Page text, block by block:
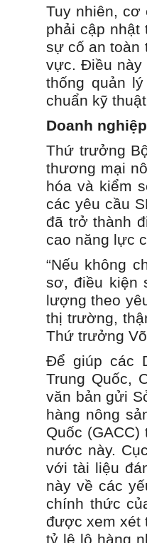
Tuy nhiên, cơ
phải cập nhật
sự cố an toàn
vực. Điều này
thống quản
chuẩn kỹ
Doanh
Thứ trưởng
thương mại
hóa và kiểm
các yêu cầu
đã trở thành
cao năng lực
“Nếu không
sơ, điều kiện
lượng theo
thị trường,
Thứ trưởng
Để giúp các
Trung Quốc,
văn bản gửi
hàng nông
Quốc
nước này.
với tài liệu
này về các
chính thức
được xem xét
tỷ lệ lô hàng